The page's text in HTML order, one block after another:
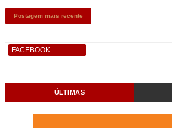
Postagem mais recente
FACEBOOK
ÚLTIMAS